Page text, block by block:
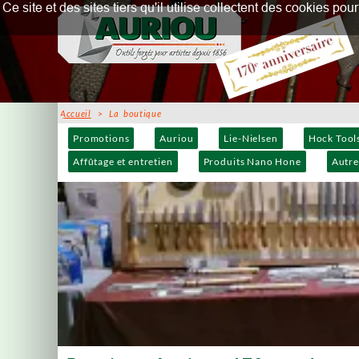
Promotions Auriou Lie-Nielsen Hock
Affûtage et entretien
Produits Nano Hone
Accueil > La boutique
Ce site et des sites tiers qu'il utilise collectent des cookies